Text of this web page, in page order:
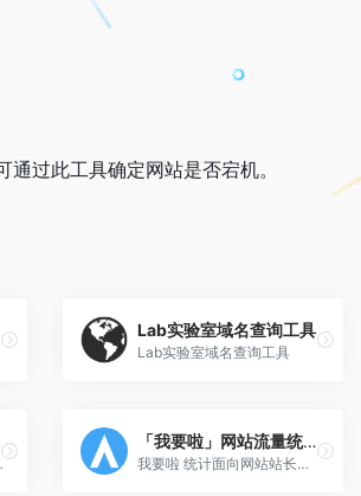
过此工具确定网站是否宕机。
Lab实验室域名查询工具
Lab实验室域名查询工具
平台
「我要啦」网站流量统计
我要啦 统计面向网站站长提供免费的、功能完善的、人性化的网站流量统计分析服务